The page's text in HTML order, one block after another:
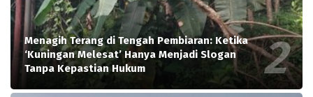
Menagih Terang di Tengah Pembiaran: Ketika
‘Kuningan Melesat’ Hanya Menjadi Slogan
Tanpa Kepastian Hukum